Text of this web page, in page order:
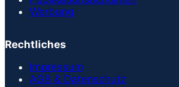
Werbung
Rechtliches
Impressum
AGB & Datenschutz